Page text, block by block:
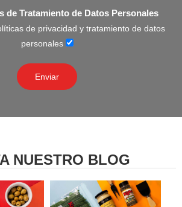
de Tratamiento de Datos Personales
de privacidad y tratamiento de datos
personales
NUESTRO BLOG